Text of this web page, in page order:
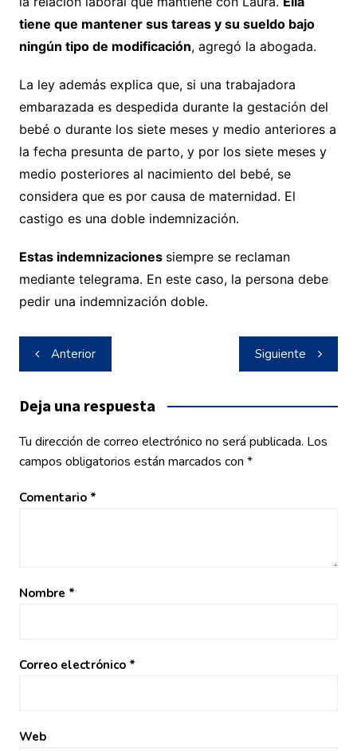
tiene que mantener sus tareas y su sueldo bajo
ningún tipo de modificación, agregó la abogada.
La ley además explica que, si una trabajadora
embarazada es despedida durante la gestación del
bebé o durante los siete meses y medio anteriores a
la fecha presunta de parto, y por los siete meses y
medio posteriores al nacimiento del bebé, se
considera que es por causa de maternidad. El
castigo es una doble indemnización.
Estas indemnizaciones siempre se reclaman
mediante telegrama. En este caso, la persona debe
pedir una indemnización doble.
Navegación
de
entradas
Anterior Siguiente
Deja una respuesta
Tu dirección de correo electrónico no será publicada. Los
campos obligatorios están marcados con *
Comentario *
Nombre *
Correo electrónico *
Web